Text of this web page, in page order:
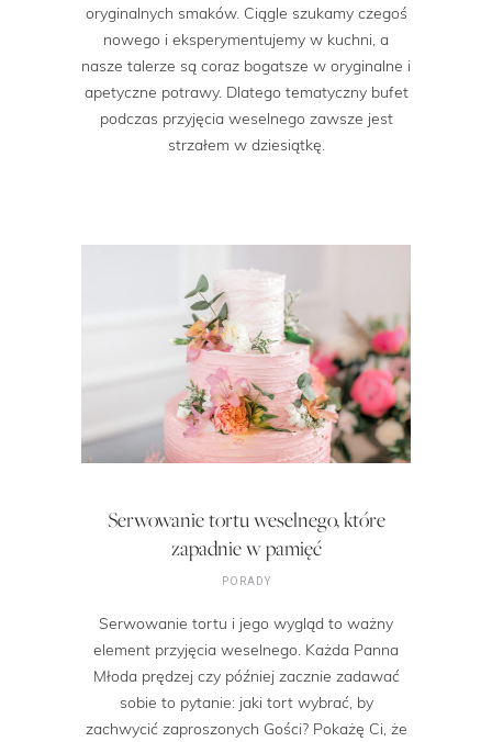
oryginalnych smaków. Ciągle szukamy czegoś
nowego i eksperymentujemy w kuchni, a
nasze talerze są coraz bogatsze w oryginalne i
apetyczne potrawy. Dlatego tematyczny bufet
podczas przyjęcia weselnego zawsze jest
strzałem w dziesiątkę.
Serwowanie tortu weselnego, które
zapadnie w pamięć
PORADY
Serwowanie tortu i jego wygląd to ważny
element przyjęcia weselnego. Każda Panna
Młoda prędzej czy później zacznie zadawać
sobie to pytanie: jaki tort wybrać, by
zachwycić zaproszonych Gości? Pokażę Ci, że